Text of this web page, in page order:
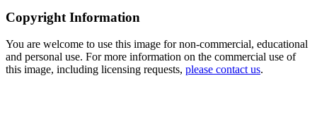
Copyright Information
You are welcome to use this image for non-commercial, educational
and personal use. For more information on the commercial use of
this image, including licensing requests, please contact us.